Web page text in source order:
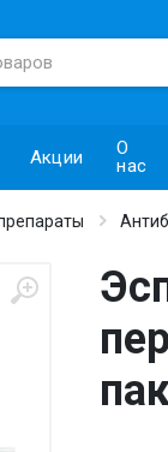
Акции
О
нас